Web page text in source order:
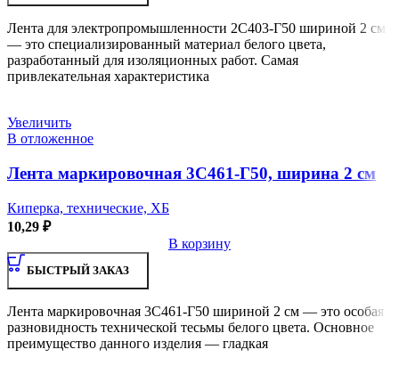
Лента для электропромышленности 2С403-Г50 шириной 2 см
— это специализированный материал белого цвета,
разработанный для изоляционных работ. Самая
привлекательная характеристика
Увеличить
В отложенное
Лента маркировочная 3С461-Г50, ширина 2 см
Киперка, технические, ХБ
10,29 ₽
В корзину
БЫСТРЫЙ ЗАКАЗ
Лента маркировочная 3С461-Г50 шириной 2 см — это особая
разновидность технической тесьмы белого цвета. Основное
преимущество данного изделия — гладкая